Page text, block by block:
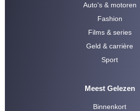
Auto's & motoren
Fashion
Films & series
Geld & carrière
Sport
Meest Gelezen
Binnenkort